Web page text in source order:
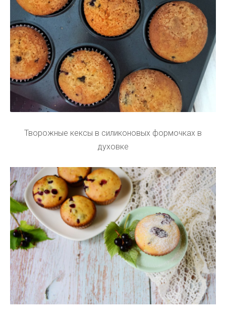
Творожные кексы в силиконовых формочках в
духовке